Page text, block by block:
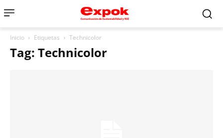
Inicio Etiquetas Technicolor
Tag: Technicolor